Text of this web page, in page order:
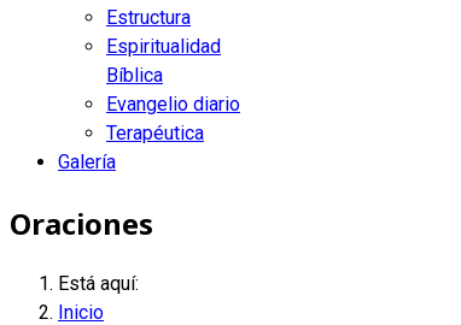
Estructura
Espiritualidad
Bíblica
Evangelio diario
Terapéutica
Galería
Oraciones
Está aquí:
Inicio